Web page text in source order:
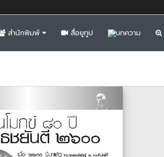
สำนักพิมพ์ สื่อยูทูป บทความ